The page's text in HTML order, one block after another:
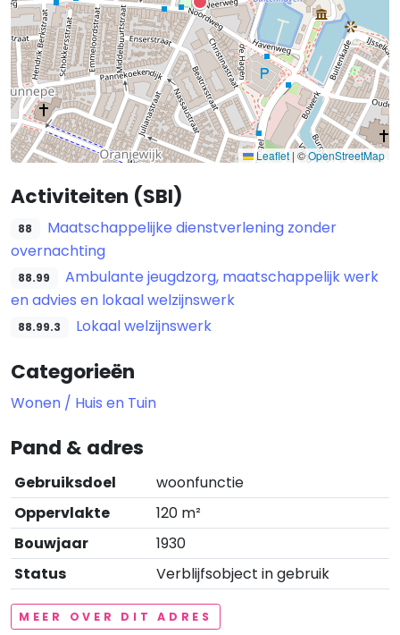
Leaflet | ©OpenStreetMap
Activiteiten (SBI)
88
Maatschappelijke dienstverlening zonder
overnachting
88.99
Ambulante jeugdzorg, maatschappelijk werk
en advies en lokaal welzijnswerk
88.99.3 Lokaal welzijnswerk
Categorieën
Wonen / Huis en Tuin
Pand & adres
Gebruiksdoel
woonfunctie
Oppervlakte
120 m²
Bouwjaar
1930
Status
Verblijfsobject in gebruik
MEER OVER DIT ADRES